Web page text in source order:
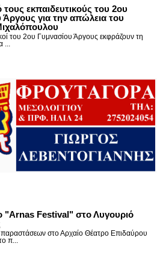
εκπαιδευτικούς του 2ου
Άργους για την απώλεια του
του 2ου Γυμνασίου Άργους εκφράζουν τη
...
"Arnas Festival" στο Λυγουριό
στο Αρχαίο Θέατρο Επιδαύρου
π...